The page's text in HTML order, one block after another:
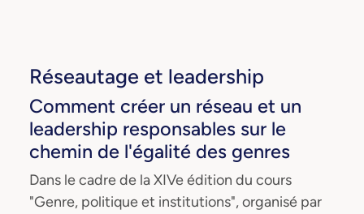
Réseautage et leadership
Comment créer un réseau et un
leadership responsables sur le
chemin de l'égalité des genres
Dans le cadre de la XIVe édition du cours
"Genre, politique et institutions", organisé par